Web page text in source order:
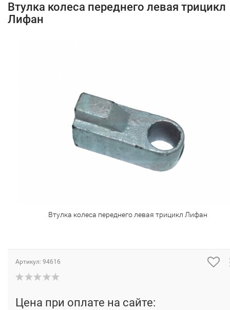
Втулка колеса переднего левая трицикл
Лифан
Втулка колеса переднего левая трицикл Лифан
Артикул: 94616
Цена при оплате на сайте: